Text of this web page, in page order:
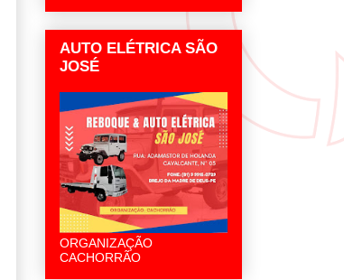
AUTO ELÉTRICA SÃO
JOSÉ
ORGANIZAÇÃO
CACHORRÃO